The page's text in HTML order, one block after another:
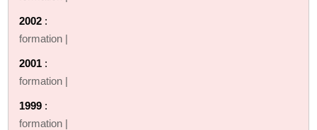
2002 :
formation |
2001 :
formation |
1999 :
formation |